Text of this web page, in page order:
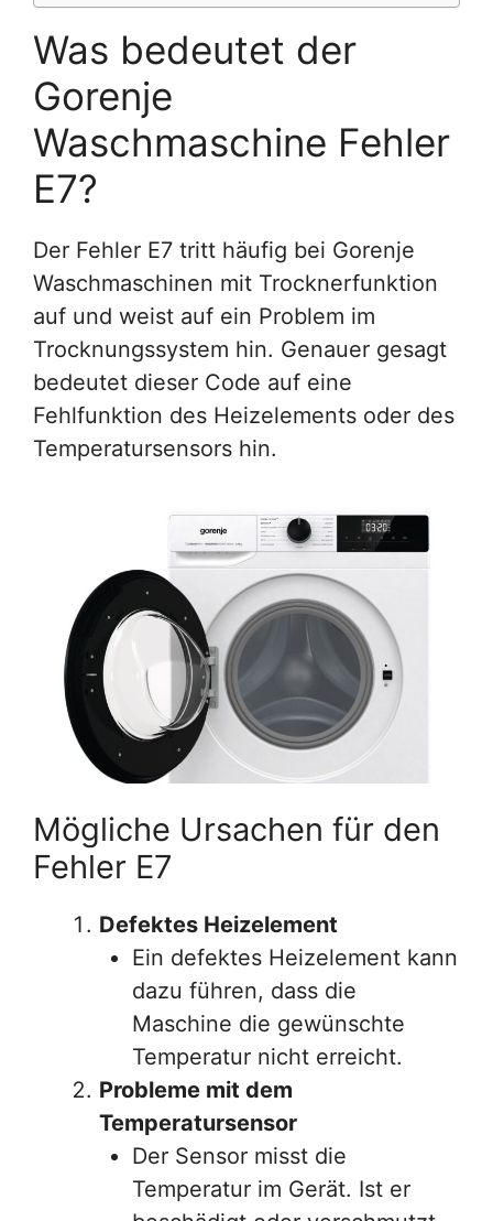
Was bedeutet der
Gorenje
Waschmaschine Fehler
E7?
Der Fehler E7 tritt häufig bei Gorenje
Waschmaschinen mit Trocknerfunktion
auf und weist auf ein Problem im
Trocknungssystem hin. Genauer gesagt
bedeutet dieser Code auf eine
Fehlfunktion des Heizelements oder des
Temperatursensors hin.
Mögliche Ursachen für den
Fehler E7
Defektes Heizelement
Ein defektes Heizelement kann
dazu führen, dass die
Maschine die gewünschte
Temperatur nicht erreicht.
Probleme mit dem
Temperatursensor
Der Sensor misst die
Temperatur im Gerät. Ist er